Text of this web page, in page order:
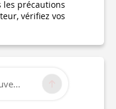
précautions
vérifiez vos